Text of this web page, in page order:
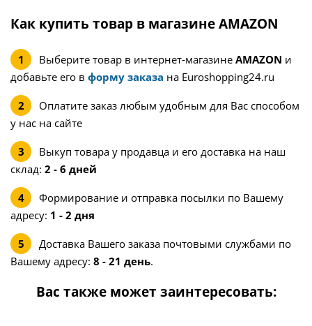
Как купить товар в магазине AMAZON
Выберите товар в интернет-магазине AMAZON и
добавьте его в форму заказа на Euroshopping24.ru
Оплатите заказ любым удобным для Вас способом
у нас на сайте
Выкуп товара у продавца и его доставка на наш
склад: 2 - 6 дней
Формирование и отправка посылки по Вашему
адресу: 1 - 2 дня
Доставка Вашего заказа почтовыми службами по
Вашему адресу: 8 - 21 день.
Вас также может заинтересовать: